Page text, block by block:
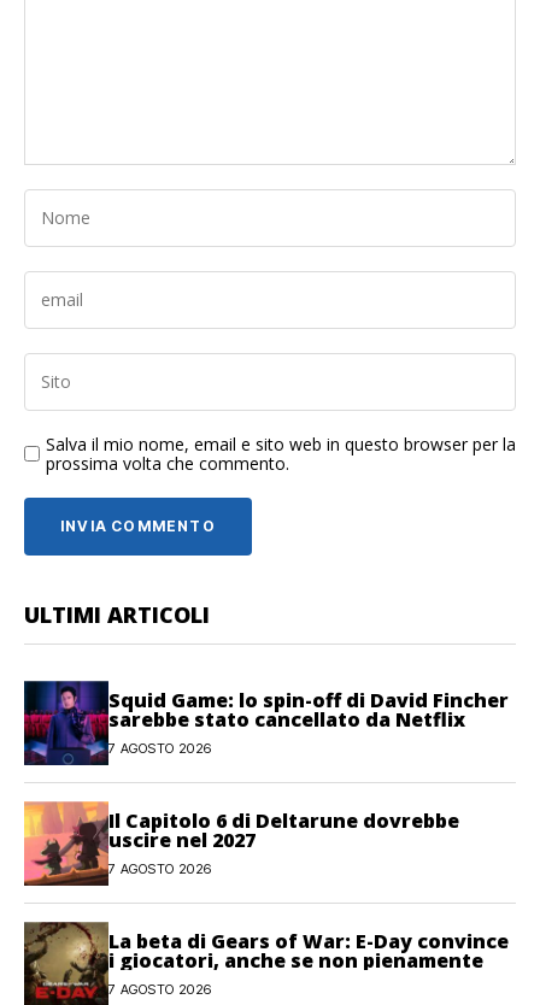
Salva il mio nome, email e sito web in questo browser per la
prossima volta che commento.
ULTIMI ARTICOLI
Squid Game: lo spin-off di David Fincher
sarebbe stato cancellato da Netflix
7 AGOSTO 2026
Il Capitolo 6 di Deltarune dovrebbe
uscire nel 2027
7 AGOSTO 2026
La beta di Gears of War: E-Day convince
i giocatori, anche se non pienamente
7 AGOSTO 2026